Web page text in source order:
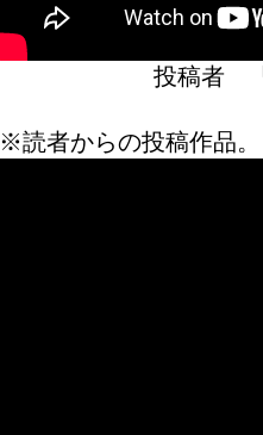
投稿者
※読者からの投稿作品